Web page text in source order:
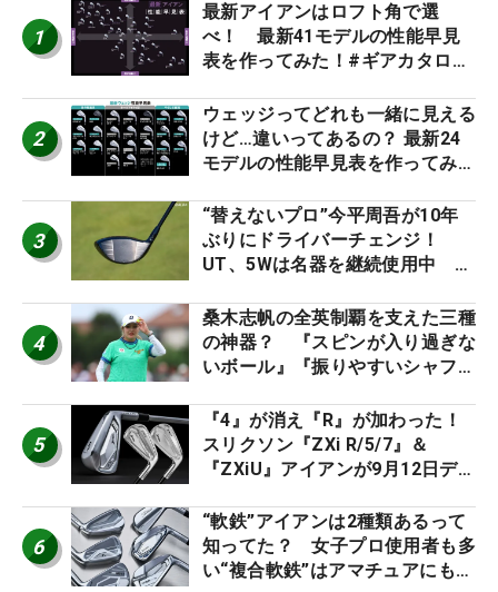
1
最新アイアンはロフト角で選
べ！ 最新41モデルの性能早見
表を作ってみた！#ギアカタログ
2
ウェッジってどれも一緒に見える
けど…違いってあるの？ 最新24
モデルの性能早見表を作ってみ
3
“替えないプロ”今平周吾が10年
ぶりにドライバーチェンジ！
UT、5Wは名器を継続使用中 #
4
桑木志帆の全英制覇を支えた三種
の神器？ 『スピンが入り過ぎな
いボール』『振りやすいシャフ
ー』 #女子プロセッティング
5
『4』が消え『R』が加わった！
スリクソン『ZXi R/5/7』＆
『ZXiU』アイアンが9月12日デ
6
“軟鉄”アイアンは2種類あるって
知ってた？ 女子プロ使用者も多
い“複合軟鉄”はアマチュアにもオ